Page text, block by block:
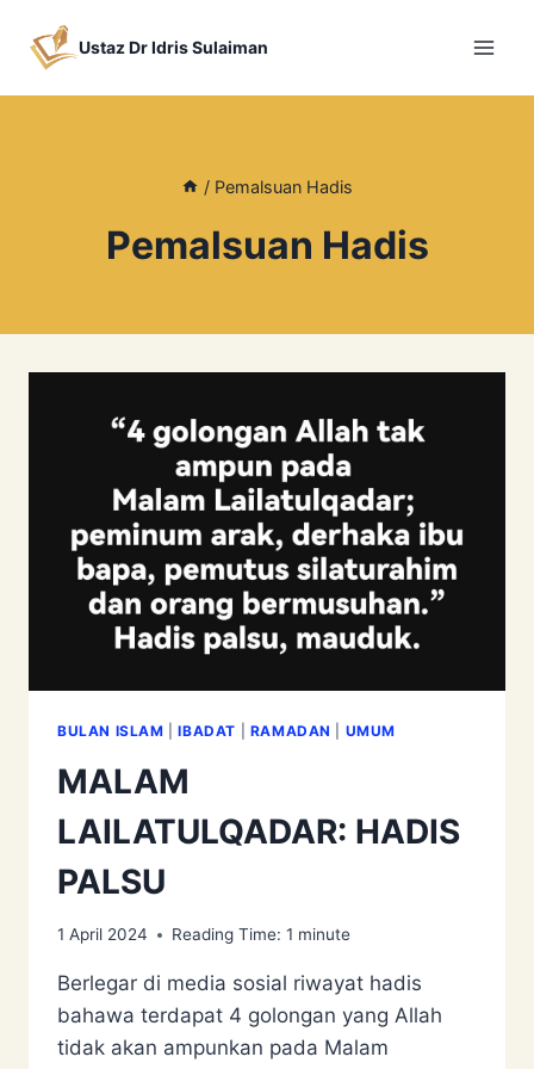
Ustaz Dr Idris Sulaiman
/ Pemalsuan Hadis
Pemalsuan Hadis
BULAN ISLAM |IBADAT RAMADAN UMUM
MALAM
LAILATULQADAR: HADIS
PALSU
1 April 2024 Reading Time: 1 minute
Berlegar di media sosial riwayat hadis
bahawa terdapat 4 golongan yang Allah
tidak akan ampunkan pada Malam